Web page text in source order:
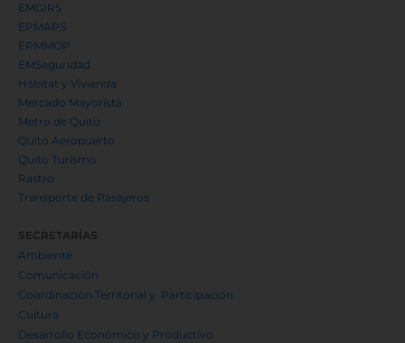
EMGIRS
EPMAPS
EPMMOP
EMSeguridad
Hábitat y Vivienda
Mercado Mayorista
Metro de Quito
Quito Aeropuerto
Quito Turismo
Rastro
Transporte de Pasajeros
SECRETARÍAS
Ambiente
Comunicación
Coordinación Territorial y Participación
Cultura
Desarrollo Económico y Productivo